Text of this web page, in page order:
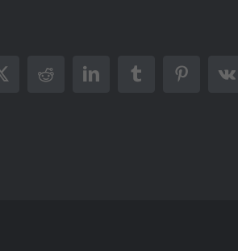
X Reddit LinkedInTumblrPinterest
Vk